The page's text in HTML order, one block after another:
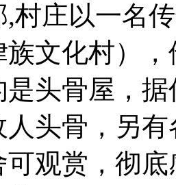
村庄以一名
族文化村）
是头骨屋，
头骨，另
可观赏，彻